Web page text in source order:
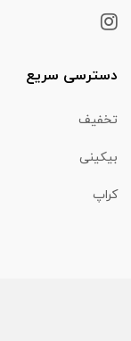
دسترسی سریع
تخفیف
بیکینی
کراپ